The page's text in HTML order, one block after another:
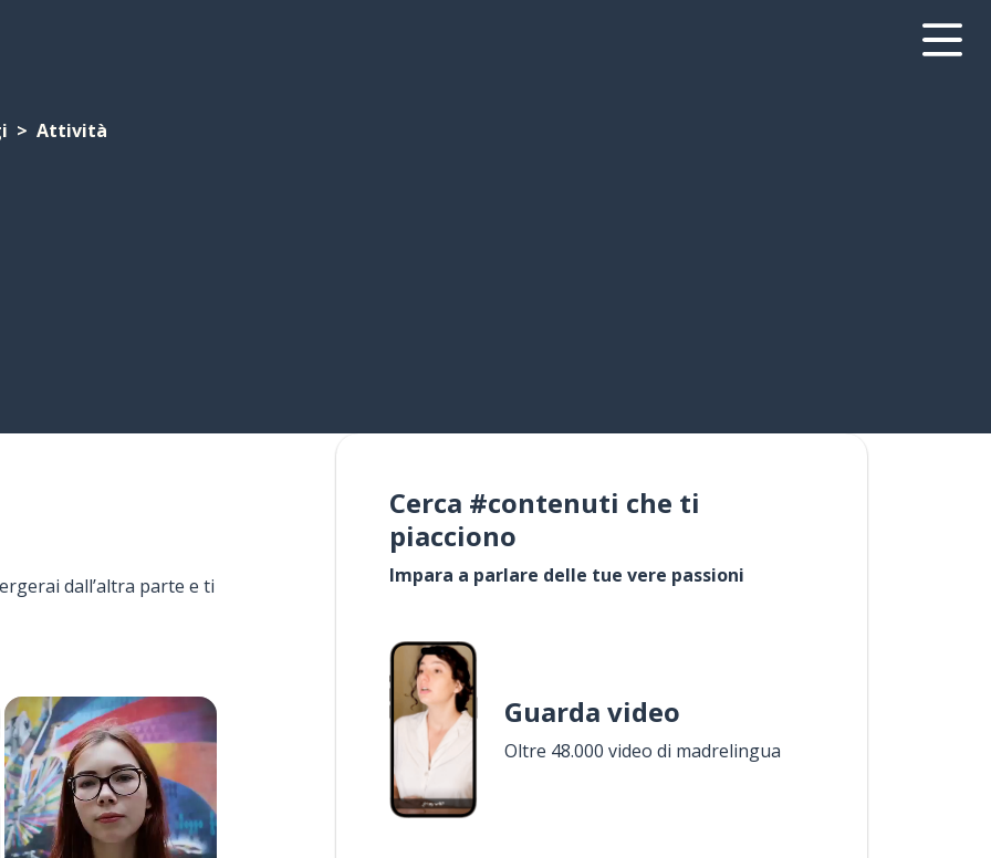
Attività
dall’altra parte e ti
Cerca #contenuti che ti
piacciono
Impara a parlare delle tue vere passioni
Guarda video
Oltre 48.000 video di madrelingua